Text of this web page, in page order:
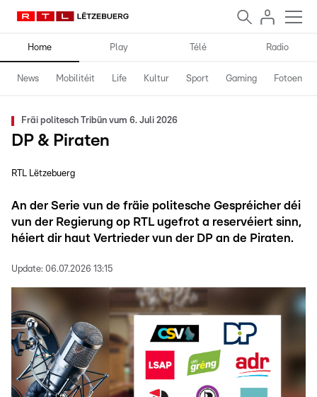
Home Play Télé Radio
News Mobilitéit Life Kultur Sport Gaming Fotoen
Fräi politesch Tribün vum 6. Juli 2026
DP & Piraten
RTL Lëtzebuerg
An der Serie vun de fräie politesche Gespréicher déi
vun der Regierung op RTL ugefrot a reservéiert sinn,
héiert dir haut Vertrieder vun der DP an de Piraten.
Update: 06.07.2026 13:15